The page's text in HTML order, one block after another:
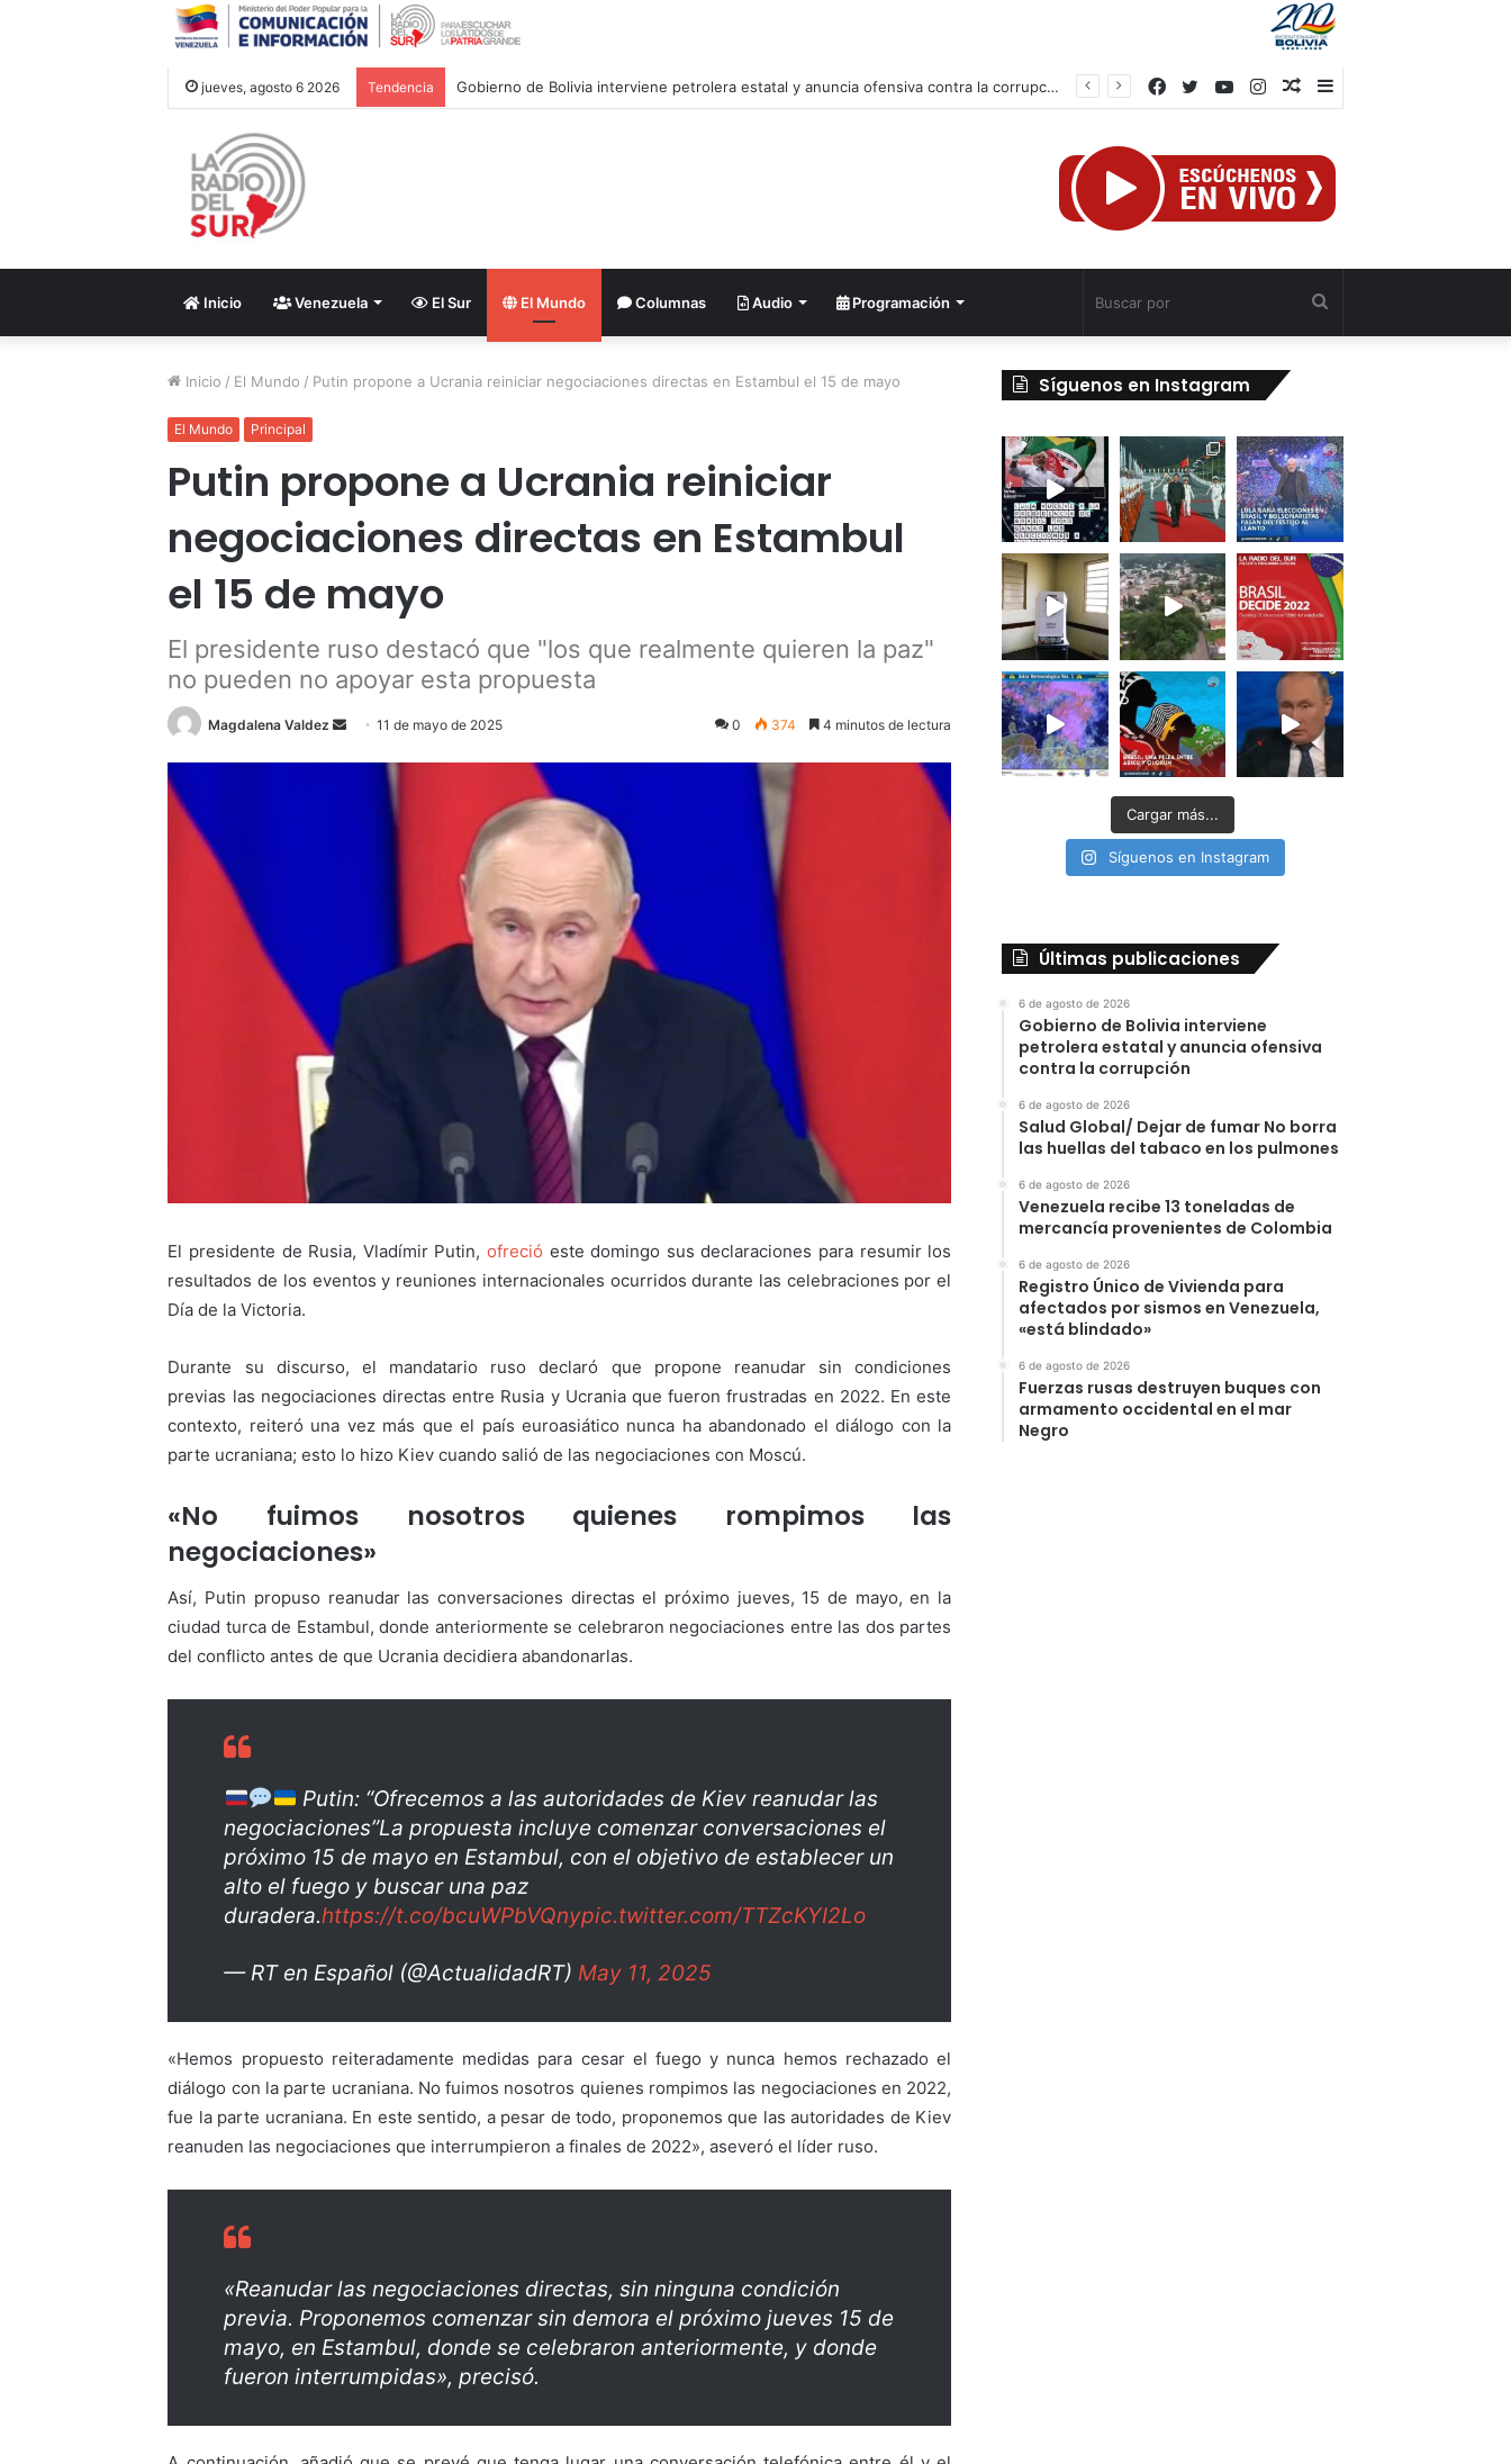
jueves, agosto 6 2026 Tendencia Gobierno de Bolivia interviene petrolera estatal y anuncia ofensiva contra la corrupción
Barra
Publicación
azar
Instagram
YouTube
Twitter
Facebook
Inicio Venezuela El Sur El Mundo Columnas Audio Programación
Inicio / El Mundo / Putin propone a Ucrania reiniciar negociaciones directas en Estambul el 15 de mayo
El Mundo Principal
Putin propone a Ucrania reiniciar
negociaciones directas en Estambul
el 15 de mayo
El presidente ruso destacó que "los que realmente quieren la paz"
no pueden no apoyar esta propuesta
Magdalena Valdez
Send11 de mayo de 2025 0 374 4 minutos de lectura
El presidente de Rusia, Vladímir Putin, ofreció este domingo sus declaraciones para resumir los
resultados de los eventos y reuniones internacionales ocurridos durante las celebraciones por el
Día de la Victoria.
Durante su discurso, el mandatario ruso declaró que propone reanudar sin condiciones
previas las negociaciones directas entre Rusia y Ucrania que fueron frustradas en 2022. En este
contexto, reiteró una vez más que el país euroasiático nunca ha abandonado el diálogo con la
parte ucraniana; esto lo hizo Kiev cuando salió de las negociaciones con Moscú.
«No fuimos nosotros quienes rompimos las
negociaciones»
Así, Putin propuso reanudar las conversaciones directas el próximo jueves, 15 de mayo, en la
ciudad turca de Estambul, donde anteriormente se celebraron negociaciones entre las dos partes
del conflicto antes de que Ucrania decidiera abandonarlas.
Putin: “Ofrecemos a las autoridades de Kiev reanudar las
negociaciones”La propuesta incluye comenzar conversaciones el
próximo 15 de mayo en Estambul, con el objetivo de establecer un
alto el fuego y buscar una paz
duradera.https://t.co/bcuWPbVQnypic.twitter.com/TTZcKYI2Lo
— RT en Español (@ActualidadRT) May 11, 2025
«Hemos propuesto reiteradamente medidas para cesar el fuego y nunca hemos rechazado el
diálogo con la parte ucraniana. No fuimos nosotros quienes rompimos las negociaciones en 2022,
fue la parte ucraniana. En este sentido, a pesar de todo, proponemos que las autoridades de Kiev
reanuden las negociaciones que interrumpieron a finales de 2022», aseveró el líder ruso.
«Reanudar las negociaciones directas, sin ninguna condición
previa. Proponemos comenzar sin demora el próximo jueves 15 de
mayo, en Estambul, donde se celebraron anteriormente, y donde
fueron interrumpidas», precisó.
Síguenos en Instagram
Cargar más...
Síguenos en Instagram
Últimas publicaciones
6 de agosto de 2026
Gobierno de Bolivia interviene
petrolera estatal y anuncia ofensiva
contra la corrupción
6 de agosto de 2026
Salud Global/ Dejar de fumar No borra
las huellas del tabaco en los pulmones
6 de agosto de 2026
Venezuela recibe 13 toneladas de
mercancía provenientes de Colombia
6 de agosto de 2026
Registro Único de Vivienda para
afectados por sismos en Venezuela,
«está blindado»
6 de agosto de 2026
Fuerzas rusas destruyen buques con
armamento occidental en el mar
Negro